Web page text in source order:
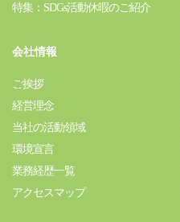
特集：SDGs活動休暇のご紹介
会社情報
ご挨拶
経営理念
当社の活動領域
環境宣言
業務経歴一覧
アクセスマップ